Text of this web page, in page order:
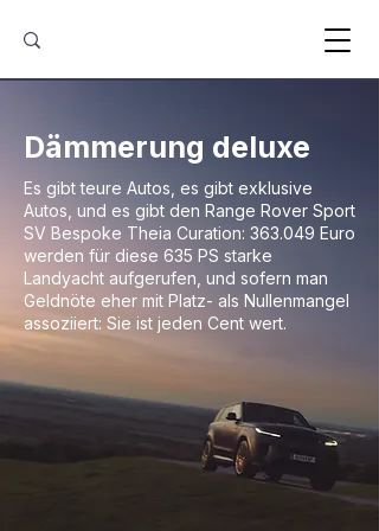
Dämmerung deluxe
Es gibt teure Autos, es gibt exklusive
Autos, und es gibt den Range Rover Sport
SV Bespoke Theia Curation: 363.049 Euro
werden für diese 635 PS starke
Landyacht aufgerufen, und sofern man
Geldnöte eher mit Platz- als Nullenmangel
assoziiert: Sie ist jeden Cent wert.